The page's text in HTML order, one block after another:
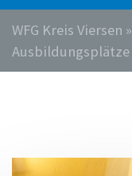
WFG Kreis Viersen »
Ausbildungsplätze